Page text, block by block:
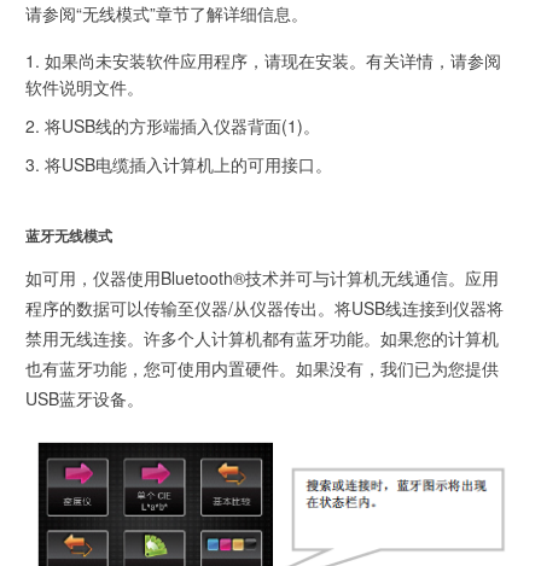
请参阅“无线模式”章节了解详细信息。
如果尚未安装软件应用程序，请现在安装。有关详情，请参阅
软件说明文件。
将USB线的方形端插入仪器背面(1)。
将USB电缆插入计算机上的可用接口。
蓝牙无线模式
如可用，仪器使用Bluetooth®技术并可与计算机无线通信。应用
程序的数据可以传输至仪器/从仪器传出。将USB线连接到仪器将
禁用无线连接。许多个人计算机都有蓝牙功能。如果您的计算机
也有蓝牙功能，您可使用内置硬件。如果没有，我们已为您提供
USB蓝牙设备。